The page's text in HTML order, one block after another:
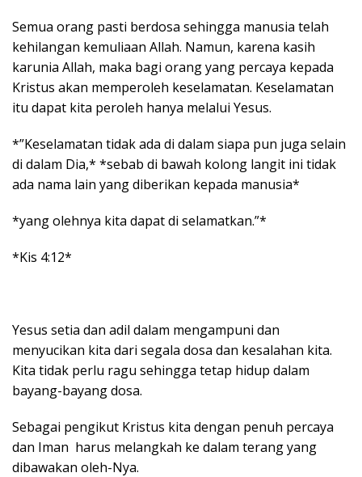
Semua orang pasti berdosa sehingga manusia telah
kehilangan kemuliaan Allah. Namun, karena kasih
karunia Allah, maka bagi orang yang percaya kepada
Kristus akan memperoleh keselamatan. Keselamatan
itu dapat kita peroleh hanya melalui Yesus.
*”Keselamatan tidak ada di dalam siapa pun juga selain
di dalam Dia,* *sebab di bawah kolong langit ini tidak
ada nama lain yang diberikan kepada manusia*
*yang olehnya kita dapat di selamatkan.”*
*Kis 4:12*
Yesus setia dan adil dalam mengampuni dan
menyucikan kita dari segala dosa dan kesalahan kita.
Kita tidak perlu ragu sehingga tetap hidup dalam
bayang-bayang dosa.
Sebagai pengikut Kristus kita dengan penuh percaya
dan Iman harus melangkah ke dalam terang yang
dibawakan oleh-Nya.